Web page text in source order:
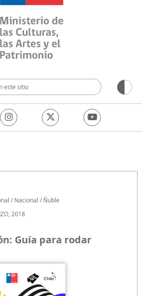
de las
/Nacional /Ñuble
2018
Guía para rodar